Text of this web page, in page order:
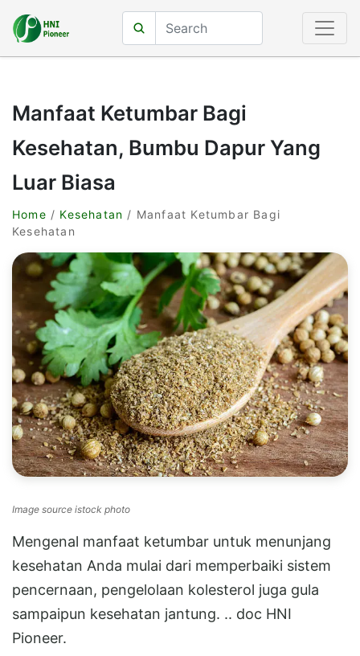
Manfaat Ketumbar Bagi
Kesehatan, Bumbu Dapur Yang
Luar Biasa
Home / Kesehatan / Manfaat Ketumbar Bagi
Kesehatan
Image source istock photo
Mengenal manfaat ketumbar untuk menunjang
kesehatan Anda mulai dari memperbaiki sistem
pencernaan, pengelolaan kolesterol juga gula
sampaipun kesehatan jantung. .. doc HNI
Pioneer.